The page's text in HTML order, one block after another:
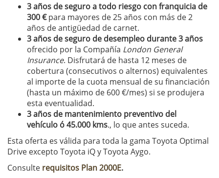
3 años de seguro a todo riesgo con franquicia de
300 €para mayores de 25 años con más de 2
años de antigüedad de carnet.
3 años de seguro de desempleo durante 3 años
ofrecido por la Compañía London General
Insurance. Disfrutará de hasta 12 meses de
cobertura (consecutivos o alternos) equivalentes
al importe de la cuota mensual de su financiación
(hasta un máximo de 600 €/mes) si se produjera
esta eventualidad.
3 años de mantenimiento preventivo del
vehículo ó 45.000 kms., lo que antes suceda.
Esta oferta es válida para toda la gama Toyota Optimal
Drive excepto Toyota iQ y Toyota Aygo.
Consulte requisitos Plan 2000E.